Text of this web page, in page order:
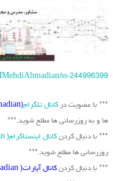
ss-244996399
*** با عضویت در کانال تلگرام(MohammadMehdiAhmadian@)
ها و به روزرسانی ها مطلع شوید.***
*** با دنبال کردن کانال اینستاگرام( mmAhmadian@)
روزرسانی ها مطلع شوید.***
*** با دنبال کردن کانال آپارات( mmAhmadian@)